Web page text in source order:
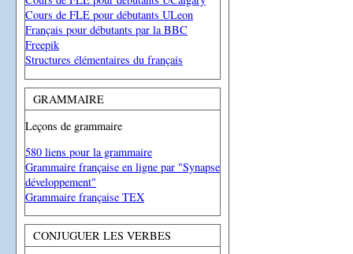
Cours de FLE pour débutants ULeon
Français pour débutants par la BBC
Freepik
Structures élémentaires du français
GRAMMAIRE
Leçons de grammaire
580 liens pour la grammaire
Grammaire française en ligne par "Synapse
développement"
Grammaire française TEX
CONJUGUER LES VERBES